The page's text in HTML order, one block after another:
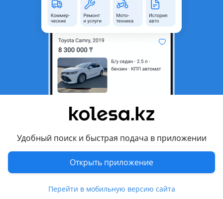
Удобный поиск и быстрая подача в приложении
Открыть приложение
Перейти в мобильную версию сайта
Новая
Возможна рассрочка или
Да
Подходит на авто
Lexus IS 300
2016 - 2022 XE30 рестайлинг, 2013 - 2016 XE30, 2005 - 2010
XE20, 1999 - 2005 XE10
Lexus IS 350
2020 - н.в. XE30 [2-й рестайлинг], 2016 - 2022 XE30
рестайлинг, 2005 - 2010 XE20
2012 - 2019 4 поколение [2-й рестайлинг], 2009 - 2012 4
Показать больше